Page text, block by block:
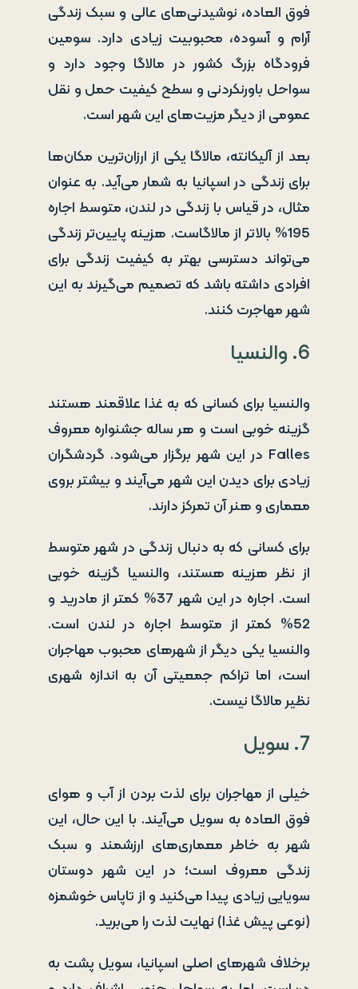
فوق العاده، نوشیدنی‌های عالی و سبک زندگی
آرام و آسوده، محبوبیت زیادی دارد. سومین
فرودگاه بزرگ کشور در مالاگا وجود دارد و
سواحل باورنکردنی و سطح کیفیت حمل و نقل
عمومی از دیگر مزیت‌های این شهر است.
بعد از آلیکانته، مالاگا یکی از ارزان‌ترین مکان‌ها
برای زندگی در اسپانیا به شمار می‌آید. به عنوان
مثال، در قیاس با زندگی در لندن، متوسط اجاره
195% بالاتر از مالاگاست. هزینه پایین‌تر زندگی
می‌تواند دسترسی بهتر به کیفیت زندگی برای
افرادی داشته باشد که تصمیم می‌گیرند به این
شهر مهاجرت کنند.
6. والنسیا
والنسیا برای کسانی که به غذا علاقمند هستند
گزینه خوبی است و هر ساله جشنواره معروف
Falles در این شهر برگزار می‌شود. گردشگران
زیادی برای دیدن این شهر می‌آیند و بیشتر بروی
معماری و هنر آن تمرکز دارند.
برای کسانی که به دنبال زندگی در شهر متوسط
از نظر هزینه هستند، والنسیا گزینه خوبی
است. اجاره در این شهر 37% کمتر از مادرید و
52% کمتر از متوسط اجاره در لندن است.
والنسیا یکی دیگر از شهرهای محبوب مهاجران
است، اما تراکم جمعیتی آن به اندازه شهری
نظیر مالاگا نیست.
7. سویل
خیلی از مهاجران برای لذت بردن از آب و هوای
فوق العاده به سویل می‌آیند. با این حال، این
شهر به خاطر معماری‌های ارزشمند و سبک
زندگی معروف است؛ در این شهر دوستان
سویایی زیادی پیدا می‌کنید و از تاپاس خوشمزه
(نوعی پیش غذا) نهایت لذت را می‌برید.
برخلاف شهرهای اصلی اسپانیا، سویل پشت به